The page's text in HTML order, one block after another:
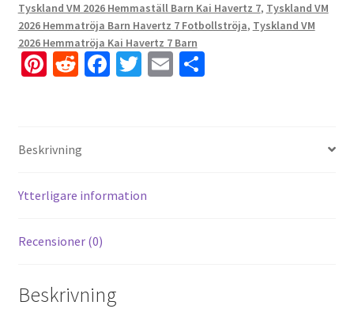
Tyskland VM 2026 Hemmaställ Barn Kai Havertz 7, Tyskland VM
2026 Hemmatröja Barn Havertz 7 Fotbollströja, Tyskland VM
2026 Hemmatröja Kai Havertz 7 Barn
Pi
es
R
di
t
Fa
k
T E D
Beskrivning
Ytterligare information
Recensioner (0)
Beskrivning